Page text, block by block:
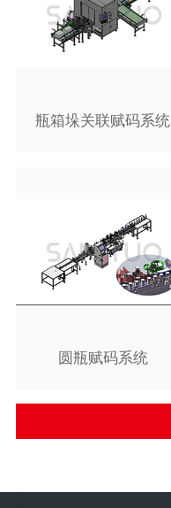
瓶箱垛关联赋码系统
圆瓶赋码系统